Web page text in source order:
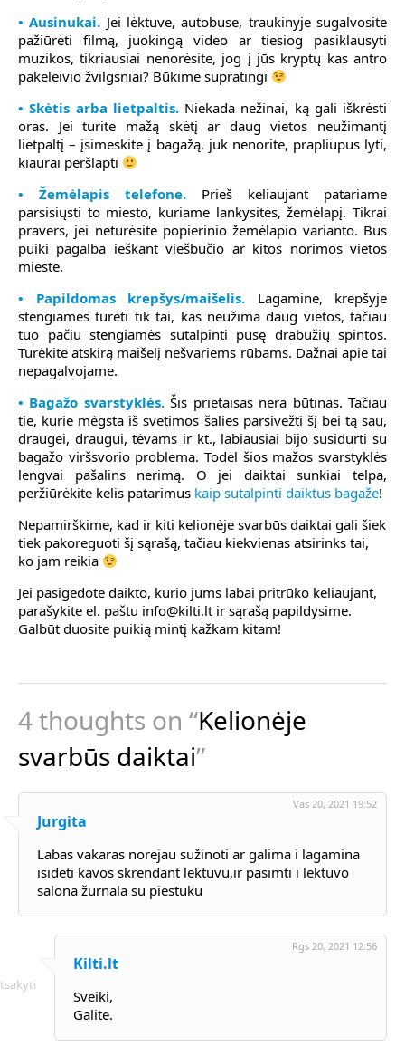
• Ausinukai. Jei lėktuve, autobuse, traukinyje sugalvosite
pažiūrėti filmą, juokingą video ar tiesiog pasiklausyti
muzikos, tikriausiai nenorėsite, jog į jūs kryptų kas antro
pakeleivio žvilgsniai? Būkime supratingi
• Skėtis arba lietpaltis. Niekada nežinai, ką gali iškrėsti
oras. Jei turite mažą skėtį ar daug vietos neužimantį
lietpaltį – įsimeskite į bagažą, juk nenorite, prapliupus lyti,
kiaurai peršlapti
• Žemėlapis telefone. Prieš keliaujant patariame
parsisiųsti to miesto, kuriame lankysitės, žemėlapį. Tikrai
pravers, jei neturėsite popierinio žemėlapio varianto. Bus
puiki pagalba ieškant viešbučio ar kitos norimos vietos
mieste.
• Papildomas krepšys/maišelis. Lagamine, krepšyje
stengiamės turėti tik tai, kas neužima daug vietos, tačiau
tuo pačiu stengiamės sutalpinti pusę drabužių spintos.
Turėkite atskirą maišelį nešvariems rūbams. Dažnai apie tai
nepagalvojame.
• Bagažo svarstyklės. Šis prietaisas nėra būtinas. Tačiau
tie, kurie mėgsta iš svetimos šalies parsivežti šį bei tą sau,
draugei, draugui, tėvams ir kt., labiausiai bijo susidurti su
bagažo viršsvorio problema. Todėl šios mažos svarstyklės
lengvai pašalins nerimą. O jei daiktai sunkiai telpa,
peržiūrėkite kelis patarimus kaip sutalpinti daiktus bagaže!
Nepamirškime, kad ir kiti kelionėje svarbūs daiktai gali šiek
tiek pakoreguoti šį sąrašą, tačiau kiekvienas atsirinks tai,
ko jam reikia
Jei pasigedote daikto, kurio jums labai pritrūko keliaujant,
parašykite el. paštu info@kilti.lt ir sąrašą papildysime.
Galbūt duosite puikią mintį kažkam kitam!
4 thoughts on “Kelionėje
svarbūs daiktai”
Jurgita
Vas 20, 2021 19:52
Labas vakaras norejau sužinoti ar galima i lagamina
isidėti kavos skrendant lektuvu,ir pasimti i lektuvo
salona žurnala su piestuku
Kilti.lt
Rgs 20, 2021 12:56
Sveiki,
Galite.